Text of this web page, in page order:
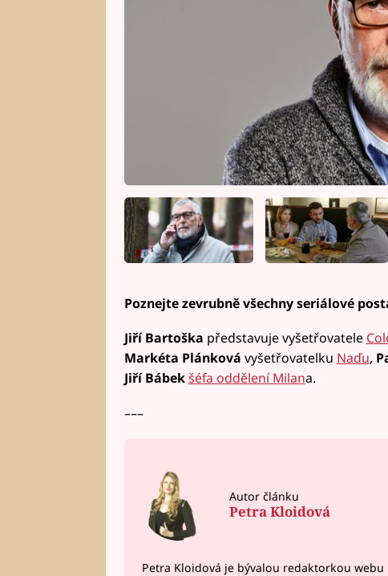
Poznejte zevrubně všechny seriálové
Jiří Bartoška představuje vyšetřovatele
Markéta Plánková vyšetřovatelku Naďu,
Jiří Bábek šéfa oddělení Milana.
–––
Autor článku
Petra Kloidová
Petra Kloidová je bývalou redaktorkou webu